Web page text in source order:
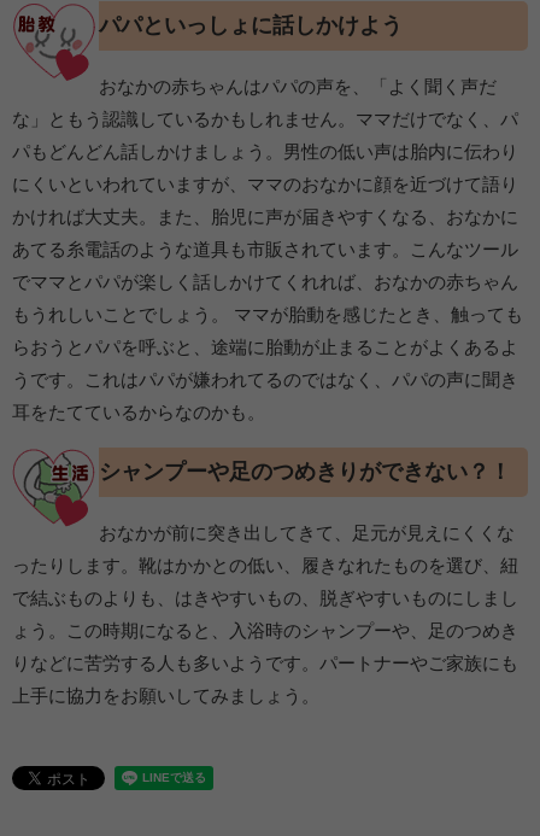
パパといっしょに話しかけよう
おなかの赤ちゃんはパパの声を、「よく聞く声だ
な」ともう認識しているかもしれません。ママだけでなく、パ
パもどんどん話しかけましょう。男性の低い声は胎内に伝わり
にくいといわれていますが、ママのおなかに顔を近づけて語り
かければ大丈夫。また、胎児に声が届きやすくなる、おなかに
あてる糸電話のような道具も市販されています。こんなツール
でママとパパが楽しく話しかけてくれれば、おなかの赤ちゃん
もうれしいことでしょう。 ママが胎動を感じたとき、触っても
らおうとパパを呼ぶと、途端に胎動が止まることがよくあるよ
うです。これはパパが嫌われてるのではなく、パパの声に聞き
耳をたてているからなのかも。
シャンプーや足のつめきりができない？！
おなかが前に突き出してきて、足元が見えにくくな
ったりします。靴はかかとの低い、履きなれたものを選び、紐
で結ぶものよりも、はきやすいもの、脱ぎやすいものにしまし
ょう。この時期になると、入浴時のシャンプーや、足のつめき
りなどに苦労する人も多いようです。パートナーやご家族にも
上手に協力をお願いしてみましょう。